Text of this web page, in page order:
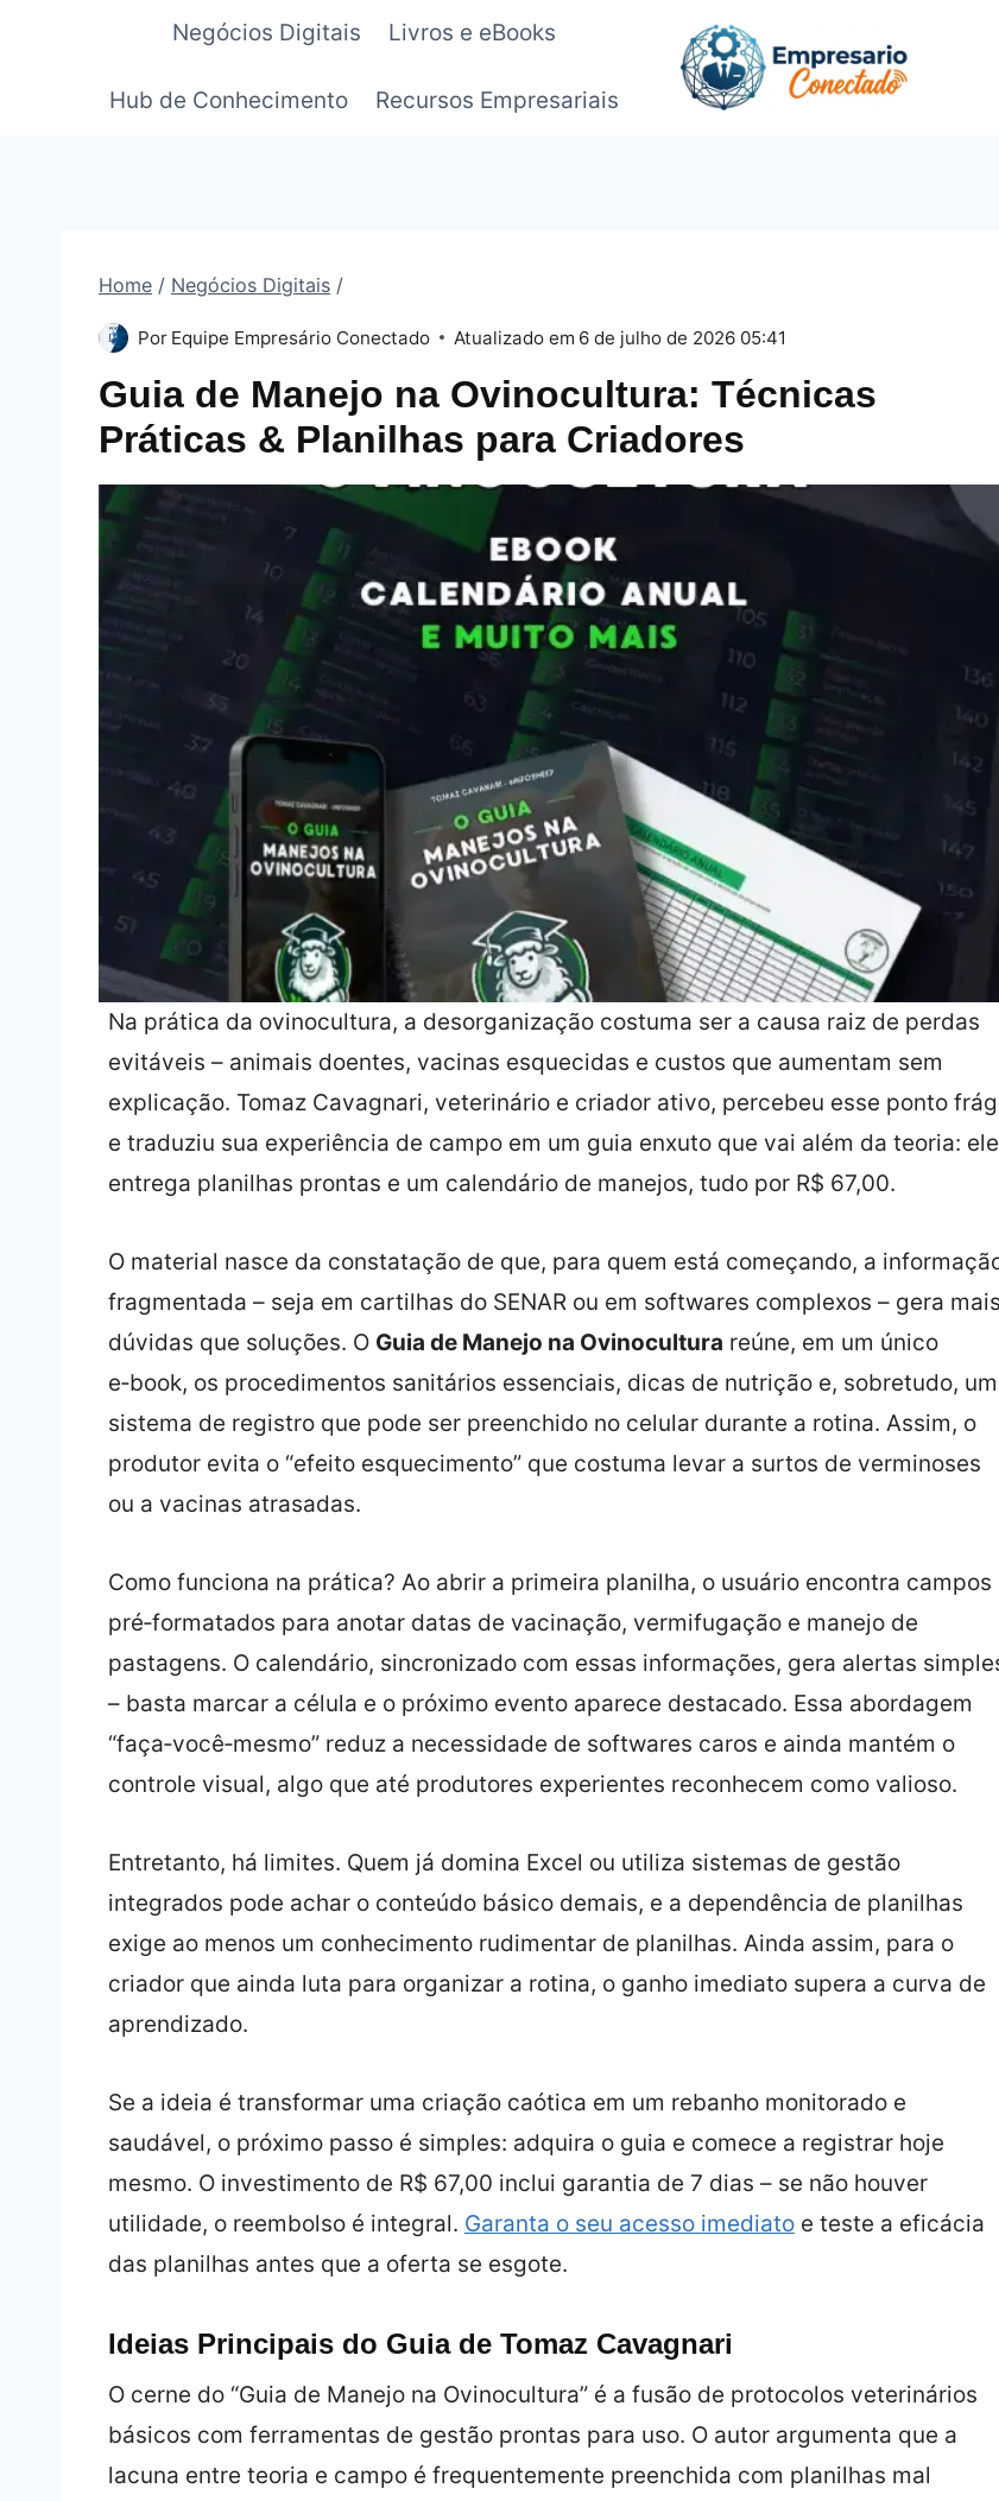
Negócios Digitais Livros e eBooks
Hub de Conhecimento Recursos Empresariais
Home / Negócios Digitais /
Por Equipe Empresário Conectado Atualizado em 6 de julho de 2026 05:41
Guia de Manejo na Ovinocultura: Técnicas
Práticas & Planilhas para Criadores
Na prática da ovinocultura, a desorganização costuma ser a causa raiz de perdas
evitáveis – animais doentes, vacinas esquecidas e custos que aumentam sem
explicação. Tomaz Cavagnari, veterinário e criador ativo, percebeu esse ponto
e traduziu sua experiência de campo em um guia enxuto que vai além da teoria: ele
entrega planilhas prontas e um calendário de manejos, tudo por R$ 67,00.
O material nasce da constatação de que, para quem está começando, a
fragmentada – seja em cartilhas do SENAR ou em softwares complexos – gera mais
dúvidas que soluções. O Guia de Manejo na Ovinocultura reúne, em um único
e‑book, os procedimentos sanitários essenciais, dicas de nutrição e, sobretudo, um
sistema de registro que pode ser preenchido no celular durante a rotina. Assim, o
produtor evita o “efeito esquecimento” que costuma levar a surtos de verminoses
ou a vacinas atrasadas.
Como funciona na prática? Ao abrir a primeira planilha, o usuário encontra campos
pré‑formatados para anotar datas de vacinação, vermifugação e manejo de
pastagens. O calendário, sincronizado com essas informações, gera alertas
– basta marcar a célula e o próximo evento aparece destacado. Essa abordagem
“faça‑você‑mesmo” reduz a necessidade de softwares caros e ainda mantém o
controle visual, algo que até produtores experientes reconhecem como valioso.
Entretanto, há limites. Quem já domina Excel ou utiliza sistemas de gestão
integrados pode achar o conteúdo básico demais, e a dependência de planilhas
exige ao menos um conhecimento rudimentar de planilhas. Ainda assim, para o
criador que ainda luta para organizar a rotina, o ganho imediato supera a curva de
aprendizado.
Se a ideia é transformar uma criação caótica em um rebanho monitorado e
saudável, o próximo passo é simples: adquira o guia e comece a registrar hoje
mesmo. O investimento de R$ 67,00 inclui garantia de 7 dias – se não houver
utilidade, o reembolso é integral. Garanta o seu acesso imediatoe teste a eficácia
das planilhas antes que a oferta se esgote.
Ideias Principais do Guia de Tomaz Cavagnari
O cerne do “Guia de Manejo na Ovinocultura” é a fusão de protocolos veterinários
básicos com ferramentas de gestão prontas para uso. O autor argumenta que a
lacuna entre teoria e campo é frequentemente preenchida com planilhas mal